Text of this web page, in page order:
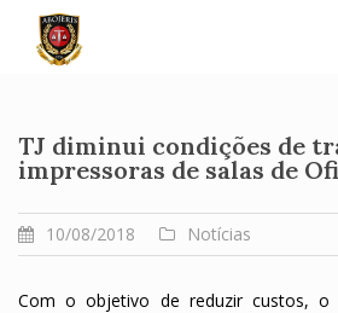
content
TJ diminui condições de
impressoras de salas de
10/08/2018 Notícias
Com o objetivo de reduzir custos, o